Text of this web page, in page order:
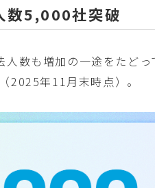
数5,000社突破
人数も増加の一途をたど
2025年11月末時点）。